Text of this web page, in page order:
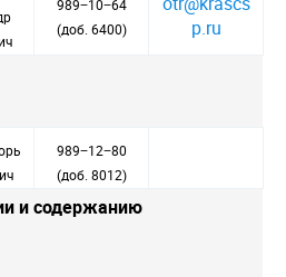
989−10−64
(доб. 6400)
p.ru
989−12−80
(доб. 8012)
и содержанию